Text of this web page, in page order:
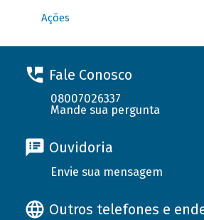
Ações
Fale Conosco
08007026337
Mande sua pergunta
Ouvidoria
Envie sua mensagem
Outros telefones e